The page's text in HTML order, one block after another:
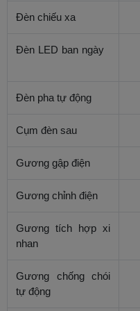
Đèn chiếu xa
Đèn LED ban ngày
Đèn pha tự động
Cụm đèn sau
Gương gập điện
Gương chỉnh điện
Gương tích hợp xi
nhan
Gương chống chói
tự động